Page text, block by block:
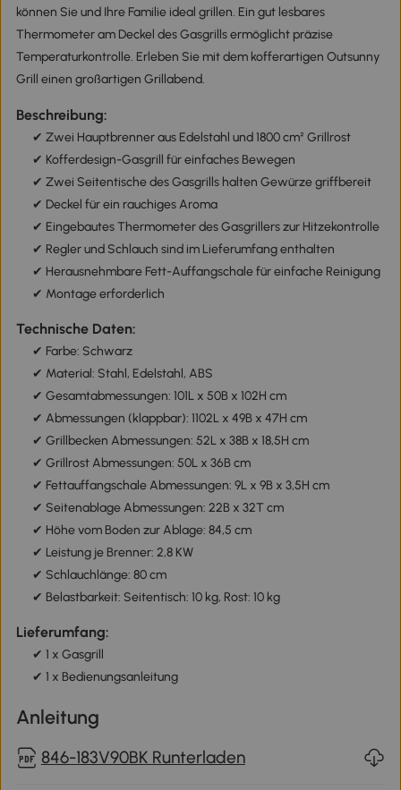
können Sie und Ihre Familie ideal grillen. Ein gut lesbares
Thermometer am Deckel des Gasgrills ermöglicht präzise
Temperaturkontrolle. Erleben Sie mit dem kofferartigen Outsunny
Grill einen großartigen Grillabend.
Beschreibung:
✔ Zwei Hauptbrenner aus Edelstahl und 1800 cm² Grillrost
✔ Kofferdesign-Gasgrill für einfaches Bewegen
✔ Zwei Seitentische des Gasgrills halten Gewürze griffbereit
✔ Deckel für ein rauchiges Aroma
✔ Eingebautes Thermometer des Gasgrillers zur Hitzekontrolle
✔ Regler und Schlauch sind im Lieferumfang enthalten
✔ Herausnehmbare Fett-Auffangschale für einfache Reinigung
✔ Montage erforderlich
Technische Daten:
✔ Farbe: Schwarz
✔ Material: Stahl, Edelstahl, ABS
✔ Gesamtabmessungen: 101L x 50B x 102H cm
✔ Abmessungen (klappbar): 1102L x 49B x 47H cm
✔ Grillbecken Abmessungen: 52L x 38B x 18,5H cm
✔ Grillrost Abmessungen: 50L x 36B cm
✔ Fettauffangschale Abmessungen: 9L x 9B x 3,5H cm
✔ Seitenablage Abmessungen: 22B x 32T cm
✔ Höhe vom Boden zur Ablage: 84,5 cm
✔ Leistung je Brenner: 2,8 KW
✔ Schlauchlänge: 80 cm
✔ Belastbarkeit: Seitentisch: 10 kg, Rost: 10 kg
Lieferumfang:
✔ 1 x Gasgrill
✔ 1 x Bedienungsanleitung
Anleitung
846-183V90BK Runterladen